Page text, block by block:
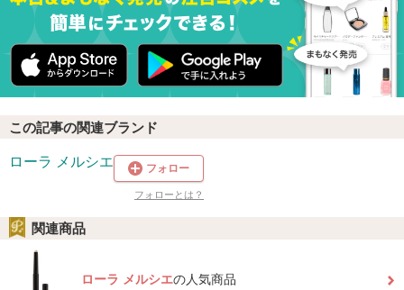
この記事の関連ブランド
ローラ メルシエ フォロー
フォローとは？
関連商品
ローラ メルシエの人気商品